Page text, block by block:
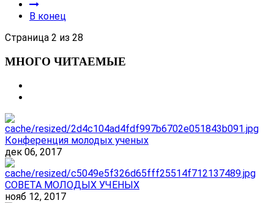
В конец
Страница 2 из 28
МНОГО ЧИТАЕМЫЕ
Конференция молодых ученых
дек 06, 2017
СОВЕТА МОЛОДЫХ УЧЕНЫХ
нояб 12, 2017